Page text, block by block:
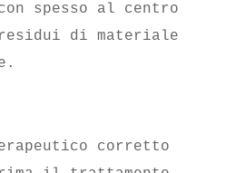
spesso al centro
di materiale
corretto